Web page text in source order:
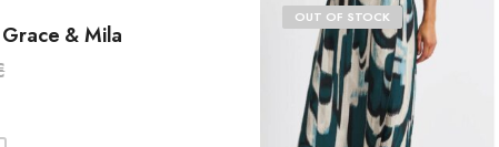
& Mila
OUT OF STOCK